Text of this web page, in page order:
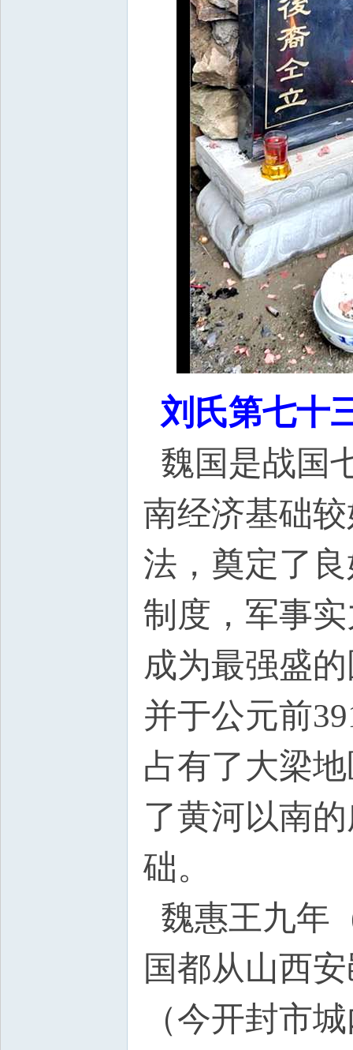
刘氏第七十
魏国是战国
南经济基础
法，奠定了
制度，军事
成为最强盛
并于公元前
占有了大梁
了黄河以南
础。
魏惠王九年
国都从山西
（今开封市